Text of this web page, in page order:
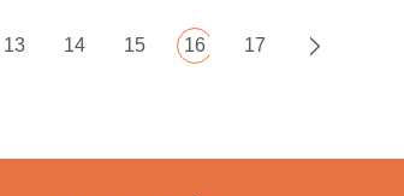
13 14 15 16 17